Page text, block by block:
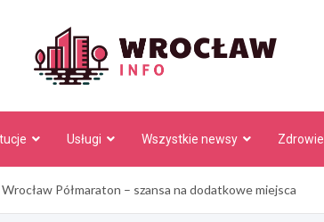
Usługi Wszystkie newsy Zdrowie
Półmaraton – szansa na dodatkowe miejsca